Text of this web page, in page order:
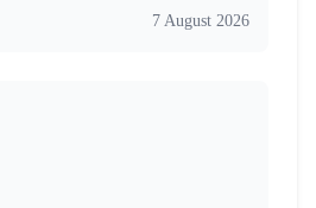
حقیقت کیا ہے؟
7 August 2026